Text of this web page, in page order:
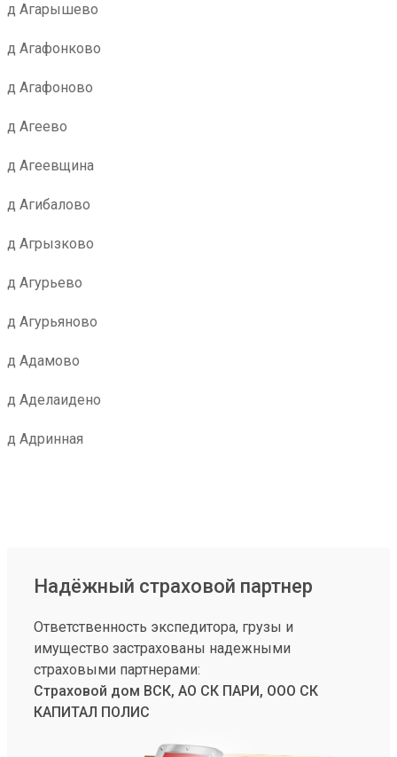
д Агарышево
д Агафонково
д Агафоново
д Агеево
д Агеевщина
д Агибалово
д Агрызково
д Агурьево
д Агурьяново
д Адамово
д Аделаидено
д Адринная
Надёжный страховой партнер
Ответственность экспедитора, грузы и
имущество застрахованы надежными
страховыми партнерами:
Страховой дом ВСК, АО СК ПАРИ, ООО СК
КАПИТАЛ ПОЛИС